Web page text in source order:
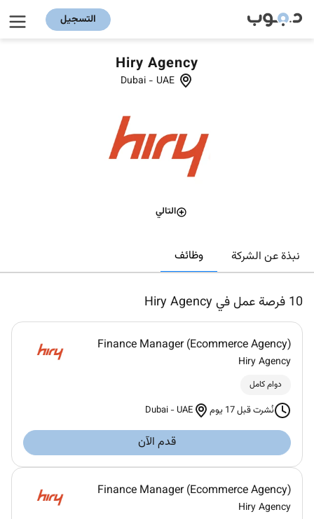
التسجيل
Hiry Agency
Dubai - UAE
التالي
نبذة عن الشركة وظائف
10 فرصة عمل في Hiry Agency
Finance Manager (Ecommerce Agency)
Hiry Agency
دوام كامل
نُشرت قبل 17 يوم Dubai -UAE
قدم الآن
Finance Manager (Ecommerce Agency)
Hiry Agency